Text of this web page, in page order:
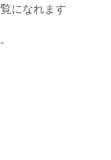
になれます